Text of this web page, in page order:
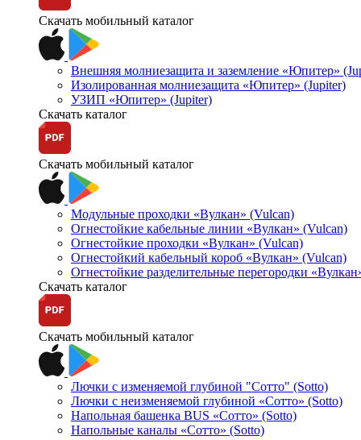
Скачать мобильный каталог
Внешняя молниезащита и заземление «Юпитер»
Изолированная молниезащита «Юпитер» (Jupiter)
УЗИП «Юпитер» (Jupiter)
Скачать каталог
Скачать мобильный каталог
Модульные проходки «Вулкан» (Vulcan)
Огнестойкие кабельные линии «Вулкан» (Vulcan)
Огнестойкие проходки «Вулкан» (Vulcan)
Огнестойкий кабельный короб «Вулкан» (Vulcan)
Огнестойкие разделительные перегородки
Скачать каталог
Скачать мобильный каталог
Лючки с изменяемой глубиной "Сотто" (Sotto)
Лючки с неизменяемой глубиной «Сотто» (Sotto)
Напольная башенка BUS «Сотто» (Sotto)
Напольные каналы «Сотто» (Sotto)